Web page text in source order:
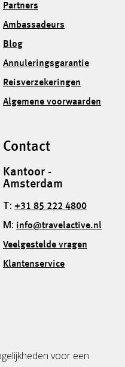
Partners
Ambassadeurs
Blog
Annuleringsgarantie
Reisverzekeringen
Algemene voorwaarden
Contact
Kantoor -
Amsterdam
T: +31 85 222 4800
M: info@travelactive.nl
Veelgestelde vragen
Klantenservice
voor een